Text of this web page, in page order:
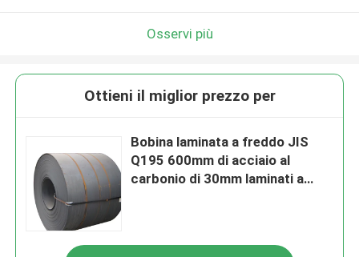
Osservi più
Ottieni il miglior prezzo per
Bobina laminata a freddo JIS
Q195 600mm di acciaio al
carbonio di 30mm laminati a